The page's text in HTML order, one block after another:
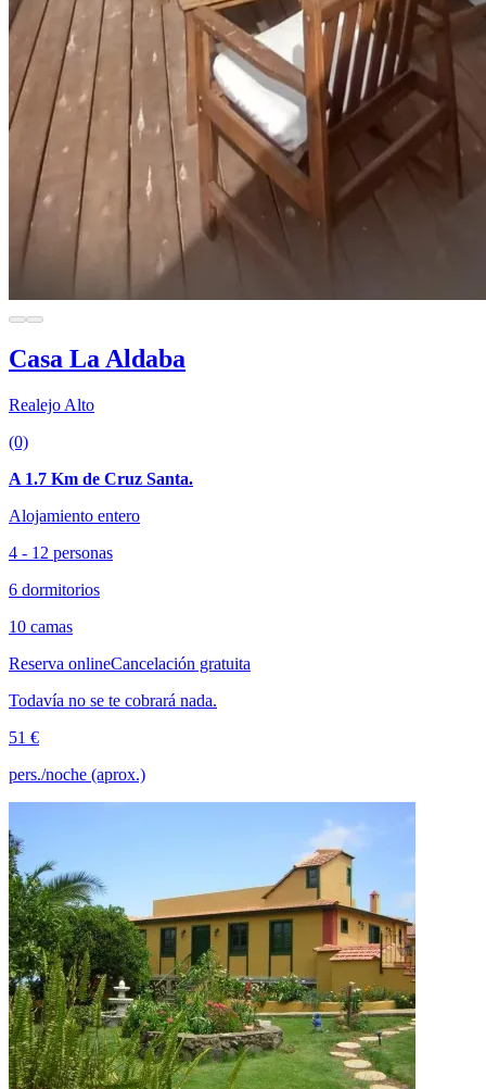
Casa La Aldaba
Realejo Alto
(0)
A 1.7 Km de Cruz Santa.
Alojamiento entero
4 - 12 personas
6 dormitorios
10 camas
Reserva onlineCancelación gratuita
Todavía no se te cobrará nada.
51 €
pers./noche (aprox.)